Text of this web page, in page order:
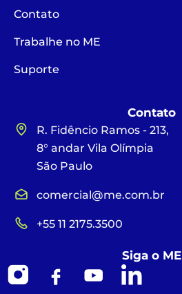
Contato
Trabalhe no ME
Suporte
Contato
R. Fidêncio Ramos - 213,
8° andar Vila Olímpia
São Paulo
comercial@me.com.br
+55 11 2175.3500
Siga o ME